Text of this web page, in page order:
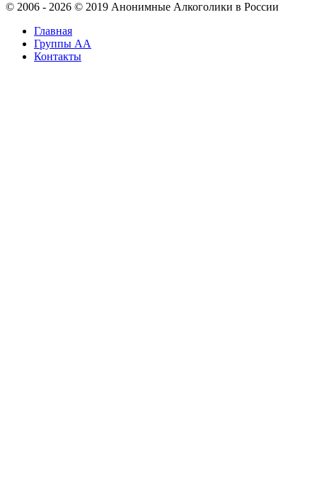
© 2006 - 2026 © 2019 Анонимные Алкоголики в России
Главная
Группы АА
Контакты